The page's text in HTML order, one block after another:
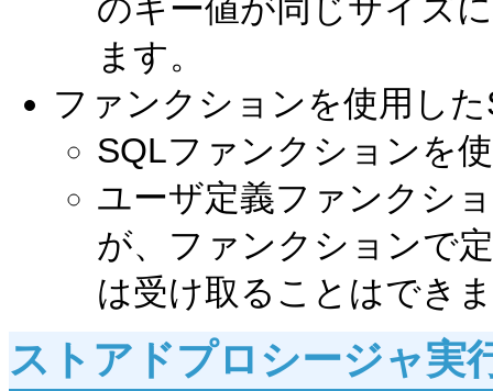
のキー値が同じサイズ
ます。
ファンクションを使用し
SQLファンクションを
ユーザ定義ファンクシ
が、ファンクションで
は受け取ることはでき
ストアドプロシージャ実